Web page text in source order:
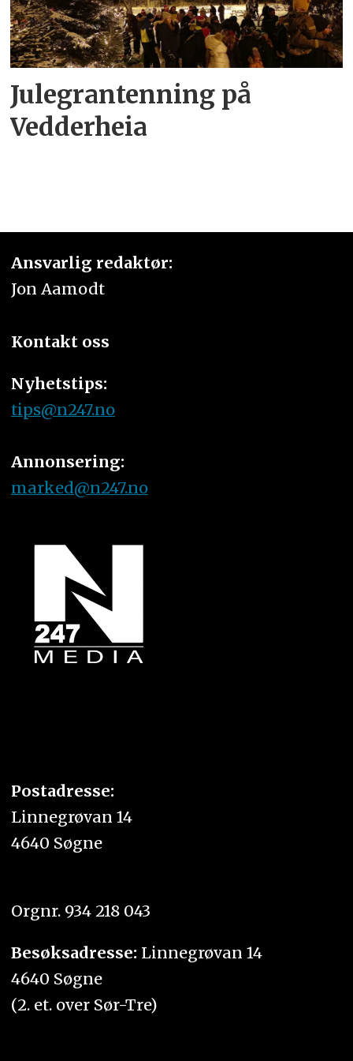
Julegrantenning på
Vedderheia
Ansvarlig redaktør:
Jon Aamodt
Kontakt oss
Nyhetstips:
tips@n247.no
Annonsering:
marked@n247.no
Postadresse:
Linnegrøvan 14
4640 Søgne
Orgnr. 934 218 043
Besøksadresse: Linnegrøvan 14
4640 Søgne
(2. et. over Sør-Tre)